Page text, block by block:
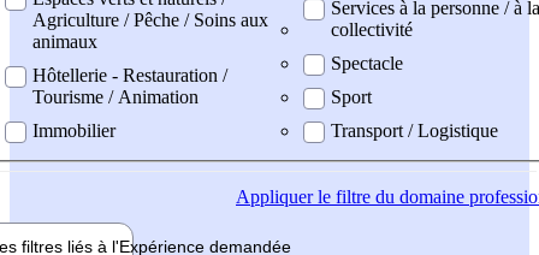
Agriculture / Pêche / Soins aux
animaux
Hôtellerie - Restauration /
Tourisme / Animation
Immobilier
Services à la personne / à la
collectivité
Spectacle
Sport
Transport / Logistique
Appliquerle filtre du domaine
filtres liés à l'Expérience demandée